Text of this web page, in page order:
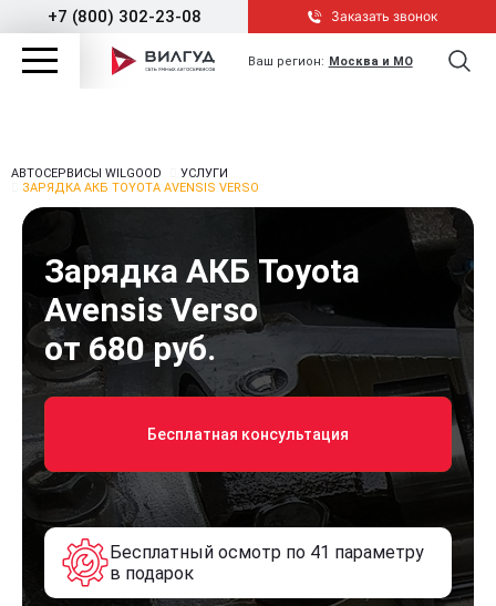
+7 (800) 302-23-08 Заказать звонок
Ваш регион: Москва и МО
АВТОСЕРВИСЫ WILGOOD
УСЛУГИ
ЗАРЯДКА АКБ TOYOTA AVENSIS VERSO
Зарядка АКБ Toyota
Avensis Verso
от 680 руб.
Бесплатная консультация
Бесплатный осмотр по 41 параметру
в подарок